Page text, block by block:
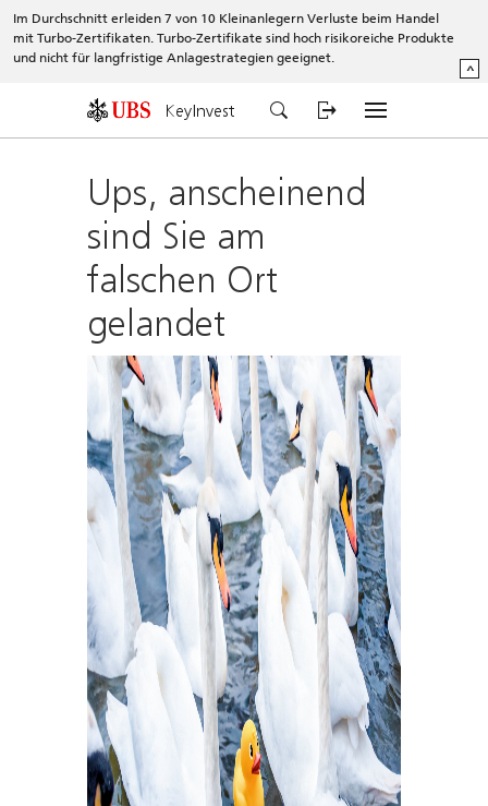
Im Durchschnitt erleiden 7 von 10 Kleinanlegern Verluste beim Handel
mit Turbo-Zertifikaten. Turbo-Zertifikate sind hoch risikoreiche Produkte
und nicht für langfristige Anlagestrategien geeignet.
^
KeyInvest
Ups, anscheinend
sind Sie am
falschen Ort
gelandet